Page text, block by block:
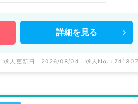
詳細を 見る
求人更新日 : 2026/08/04 求人No. : 741307